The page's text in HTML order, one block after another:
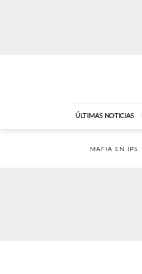
ÚLTIMAS NOTICIAS
MAFIA EN IPS